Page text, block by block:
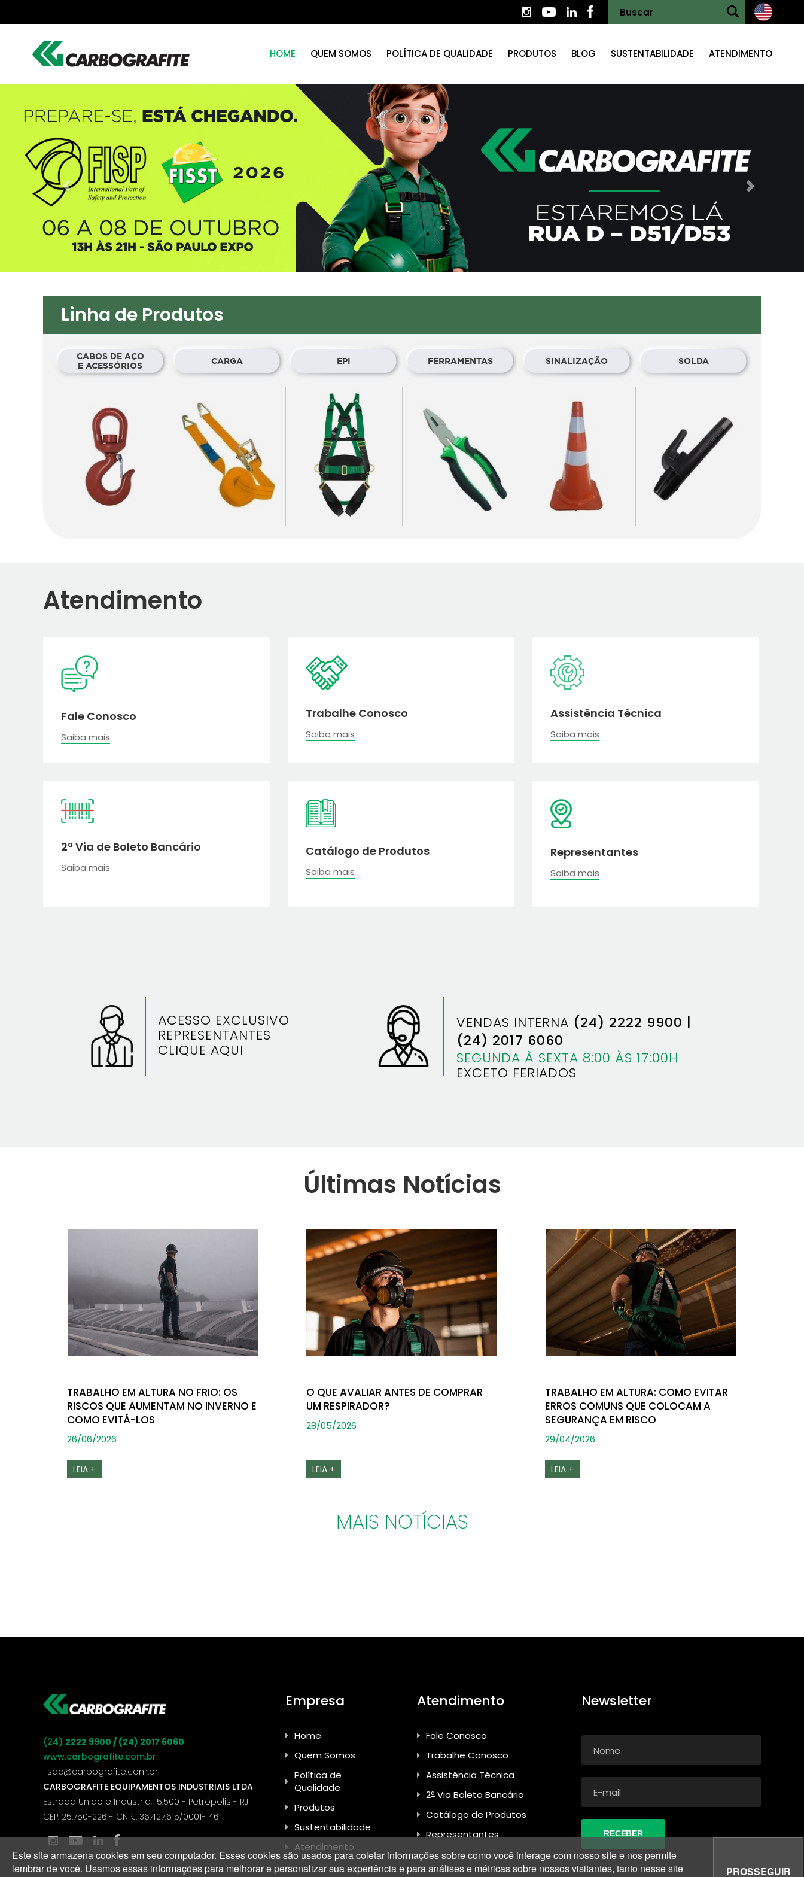
HOME QUEM SOMOS POLÍTICA DE QUALIDADE PRODUTOS BLOG SUSTENTABILIDADE ATENDIMENTO
Linha de Produtos
CABOS DE AÇO
E ACESSÓRIOS
CARGA EPI FERRAMENTAS SINALIZAÇÃO SOLDA
Atendimento
Fale Conosco
Saiba mais
Trabalhe Conosco
Saiba mais
Assistência Técnica
Saiba mais
2ª Via de Boleto Bancário
Saiba mais
Catálogo de Produtos
Saiba mais
Representantes
Saiba mais
ACESSO EXCLUSIVO
REPRESENTANTES
CLIQUE AQUI
VENDAS INTERNA (24) 2222 9900 |
(24) 2017 6060
SEGUNDA À SEXTA 8:00 ÀS 17:00H
EXCETO FERIADOS
Últimas Notícias
TRABALHO EM ALTURA NO FRIO: OS
RISCOS QUE AUMENTAM NO INVERNO E
COMO EVITÁ-LOS
26/06/2026
LEIA +
O QUE AVALIAR ANTES DE COMPRAR
UM RESPIRADOR?
28/05/2026
LEIA +
TRABALHO EM ALTURA: COMO EVITAR
ERROS COMUNS QUE COLOCAM A
SEGURANÇA EM RISCO
29/04/2026
LEIA +
MAIS NOTÍCIAS
Este site armazena cookies em seu computador. Esses cookies são usados para coletar informações sobre como você interage com nosso site e nos permite
lembrar de você. Usamos essas informações para melhorar e personalizar sua experiência e para análises e métricas sobre nossos visitantes, tanto nesse site
PROSSEGUIR
(24) 2222 9900 / (24) 2017 6060
www.carbografite.com.br
sac@carbografite.com.br
CARBOGRAFITE EQUIPAMENTOS INDUSTRIAIS LTDA
Estrada União e Indústria, 15.500 - Petrópolis - RJ
CEP: 25.750-226 - CNPJ: 36.427.615/0001- 46
Empresa
Home
Quem Somos
Política de
Qualidade
Produtos
Sustentabilidade
Atendimento
Atendimento
Fale Conosco
Trabalhe Conosco
Assistência Técnica
2ª Via Boleto Bancário
Catálogo de Produtos
Representantes
Newsletter